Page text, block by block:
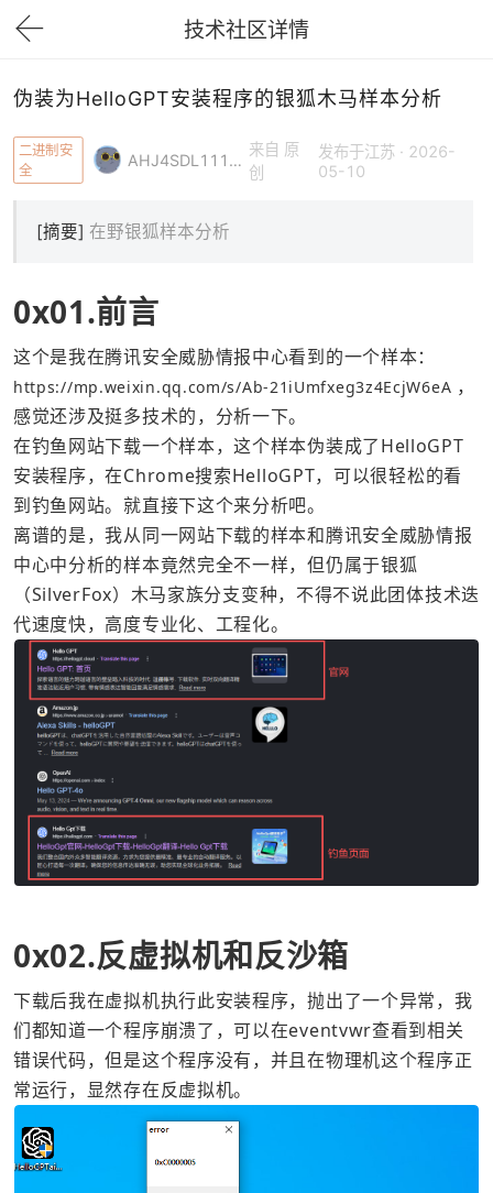
技术社区详情
下拉刷新
伪装为HelloGPT安装程序的银狐木马样本分析
二进制安
全
AHJ4SDL1111KK
来自 原
创
发布于江苏 · 2026-
05-10
[摘要] 在野银狐样本分析
0x01.前言
这个是我在腾讯安全威胁情报中心看到的一个样本：
https://mp.weixin.qq.com/s/Ab-21iUmfxeg3z4EcjW6eA ，
感觉还涉及挺多技术的，分析一下。
在钓鱼网站下载一个样本，这个样本伪装成了HelloGPT
安装程序，在Chrome搜索HelloGPT，可以很轻松的看
到钓鱼网站。就直接下这个来分析吧。
离谱的是，我从同一网站下载的样本和腾讯安全威胁情报
中心中分析的样本竟然完全不一样，但仍属于银狐
（SilverFox）木马家族分支变种，不得不说此团体技术迭
代速度快，高度专业化、工程化。
0x02.反虚拟机和反沙箱
下载后我在虚拟机执行此安装程序，抛出了一个异常，我
们都知道一个程序崩溃了，可以在eventvwr查看到相关
错误代码，但是这个程序没有，并且在物理机这个程序正
常运行，显然存在反虚拟机。